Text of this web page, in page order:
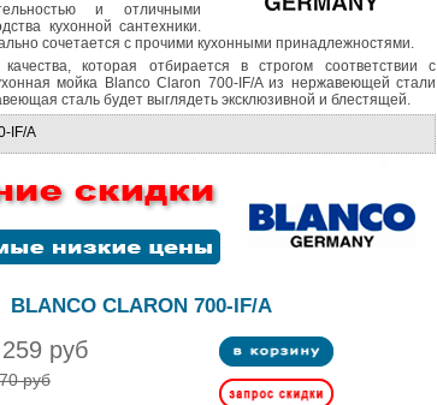
и отличными
кухонной сантехники.
сочетается с прочими кухонными принадлежностями.
которая отбирается в строгом соответствии с
мойка Blanco Claron 700-IF/A из нержавеющей стали
сталь будет выглядеть эксклюзивной и блестящей.
IF/A
BLANCO CLARON 700-IF/A
руб
руб